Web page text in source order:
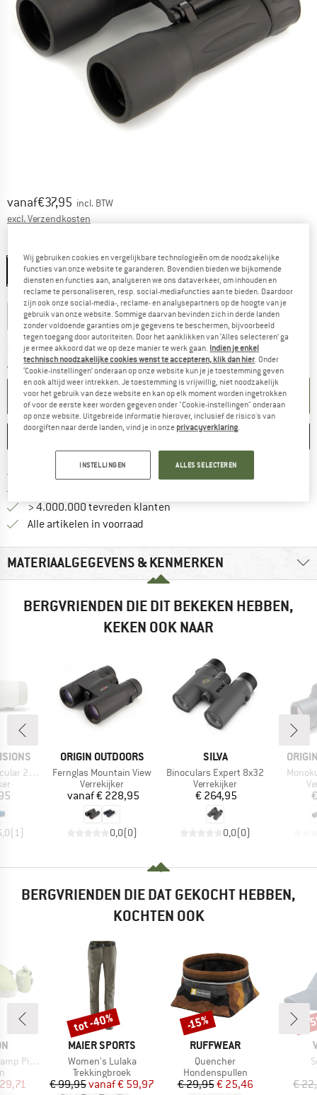
Prijs:
vanaf€37,95 incl. BTW
excl. Verzendkosten
Black
Kies een maat:
10 x 25 mm 12 x 32 mm
Levertijd: 3-5 werkdagenDe link wordt geopend in een infovak en bevat
Aantal:
IN DE WINKELMAND
VERGELIJKEN
> 4.000.000 tevreden klanten
Alle artikelen in voorraad
MATERIAALGEGEVENS & KENMERKEN
BERGVRIENDEN DIE DIT BEKEKEN HEBBEN,
KEKEN OOK NAAR
25mm
( 1)
MERK
ORIGIN OUTDOORS
Artikel
Fernglas Mountain View
Productgroep
Verrekijker
Prijs
vanaf€ 228,95
0,0(0)
MERK
SILVA
Artikel
Binoculars Expert 8x32
Productgroep
Verrekijker
Prijs
€ 264,95
0,0(0)
MERK
Artikel
BERGVRIENDEN DIE DAT GEKOCHT HEBBEN,
KOCHTEN OOK
Pillow
prijs
MERK
MAIER SPORTS
Artikel
Women's Lulaka
Productgroep
Trekkingbroek
Prijs
€ 99,95 Verlaagde prijs
vanaf€ 59,97
Korting
tot -40%
MERK
RUFFWEAR
Artikel
Quencher
Productgroep
Hondenspullen
Prijs
€ 29,95Verlaagde prijs
€ 25,46
Korting
-15%
€
-
Wij gebruiken cookies en vergelijkbare technologieën om de noodzakelijke
functies van onze website te garanderen. Bovendien bieden we bijkomende
diensten en functies aan, analyseren we ons dataverkeer, om inhouden en
reclame te personaliseren, resp. social-mediafuncties aan te bieden. Daardoor
zijn ook onze social-media-, reclame- en analysepartners op de hoogte van je
gebruik van onze website. Sommige daarvan bevinden zich in derde landen
zonder voldoende garanties om je gegevens te beschermen, bijvoorbeeld
tegen toegang door autoriteiten. Door het aanklikken van ‘Alles selecteren’ ga
je ermee akkoord dat we op deze manier te werk gaan. Indien je enkel
technisch noodzakelijke cookies wenst te accepteren, klik dan hier. Onder
‘Cookie-instellingen’ onderaan op onze website kun je je toestemming geven
en ook altijd weer intrekken. Je toestemming is vrijwillig, niet noodzakelijk
voor het gebruik van deze website en kan op elk moment worden ingetrokken
of voor de eerste keer worden gegeven onder "Cookie-instellingen" onderaan
op onze website. Uitgebreide informatie hierover, inclusief de risico's van
doorgiften naar derde landen, vind je in onze privacyverklaring.
INSTELLINGEN ALLES SELECTEREN